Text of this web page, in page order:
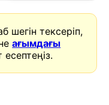
шегін тексеріп,
ағымдағы